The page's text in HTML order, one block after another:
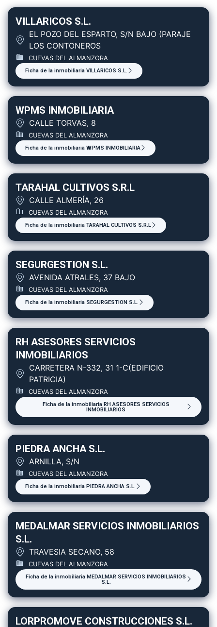
VILLARICOS S.L.
EL POZO DEL ESPARTO, S/N BAJO (PARAJE
LOS CONTONEROS
CUEVAS DEL ALMANZORA
Ficha de la inmobiliaria VILLARICOS S.L.
WPMS INMOBILIARIA
CALLE TORVAS, 8
CUEVAS DEL ALMANZORA
Ficha de la inmobiliaria WPMS INMOBILIARIA
TARAHAL CULTIVOS S.R.L
CALLE ALMERÍA, 26
CUEVAS DEL ALMANZORA
Ficha de la inmobiliaria TARAHAL CULTIVOS S.R.L
SEGURGESTION S.L.
AVENIDA ATRALES, 37 BAJO
CUEVAS DEL ALMANZORA
Ficha de la inmobiliaria SEGURGESTION S.L.
RH ASESORES SERVICIOS
INMOBILIARIOS
CARRETERA N-332, 31 1-C(EDIFICIO
PATRICIA)
CUEVAS DEL ALMANZORA
Ficha de la inmobiliaria RH ASESORES SERVICIOS
INMOBILIARIOS
PIEDRA ANCHA S.L.
ARNILLA, S/N
CUEVAS DEL ALMANZORA
Ficha de la inmobiliaria PIEDRA ANCHA S.L.
MEDALMAR SERVICIOS INMOBILIARIOS
S.L.
TRAVESIA SECANO, 58
CUEVAS DEL ALMANZORA
Ficha de la inmobiliaria MEDALMAR SERVICIOS INMOBILIARIOS
S.L.
LORPROMOVE CONSTRUCCIONES S.L.